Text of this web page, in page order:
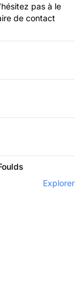
pas à le
de contact
Explorer